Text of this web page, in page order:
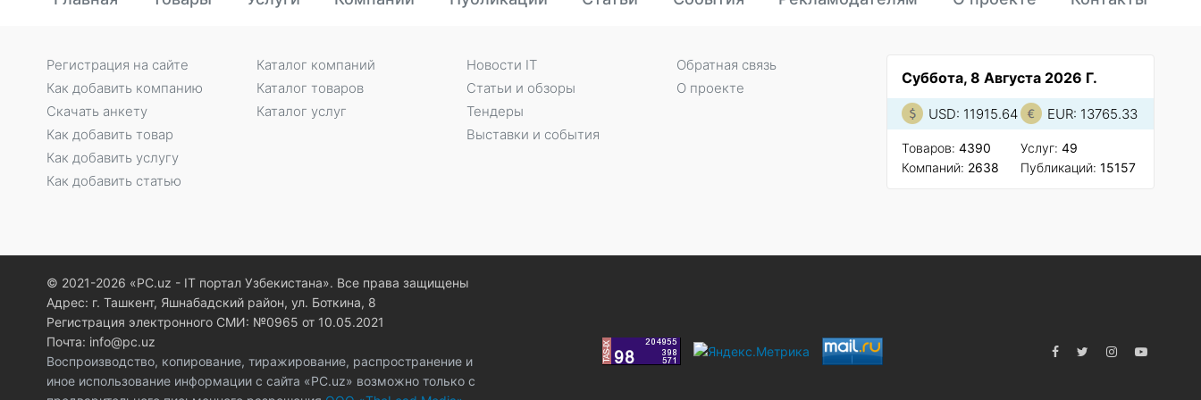
Суббота, 8 Августа 2026 Г.
USD: 11915.64 EUR: 13765.33
Товаров: 4390
Компаний: 2638
Услуг: 49
Публикаций: 15157
Регистрация на сайте
Как добавить компанию
Скачать анкету
Как добавить товар
Как добавить услугу
Как добавить статью
Каталог компаний
Каталог товаров
Каталог услуг
Новости IT
Статьи и обзоры
Тендеры
Выставки и события
Обратная связь
О проекте
© 2021-2026 «PC.uz - IT портал Узбекистана». Все права защищены
Адрес: г. Ташкент, Яшнабадский район, ул. Боткина, 8
Регистрация электронного СМИ: №0965 от 10.05.2021
Почта: info@pc.uz
Воспроизводство, копирование, тиражирование, распространение и
иное использование информации с сайта «PC.uz» возможно только с